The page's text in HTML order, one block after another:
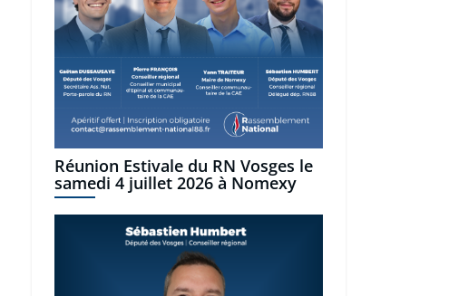
Réunion Estivale du RN Vosges le
samedi 4 juillet 2026 à Nomexy